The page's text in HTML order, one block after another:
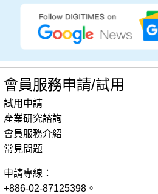
會員服務申請/試用
試用申請
產業研究諮詢
會員服務介紹
常見問題
申請專線：
+886-02-87125398。